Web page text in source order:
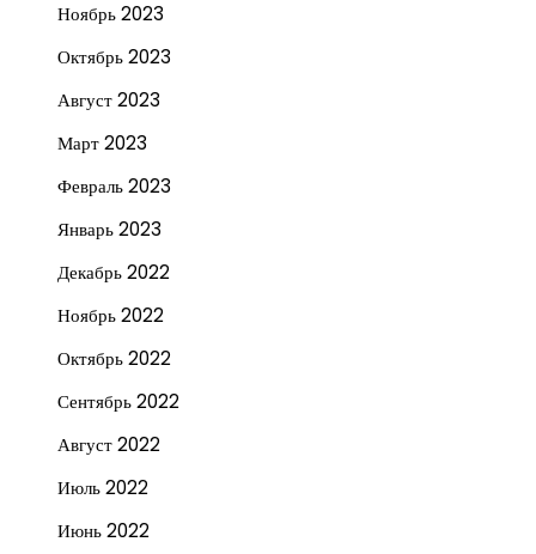
Ноябрь 2023
Октябрь 2023
Август 2023
Март 2023
Февраль 2023
Январь 2023
Декабрь 2022
Ноябрь 2022
Октябрь 2022
Сентябрь 2022
Август 2022
Июль 2022
Июнь 2022